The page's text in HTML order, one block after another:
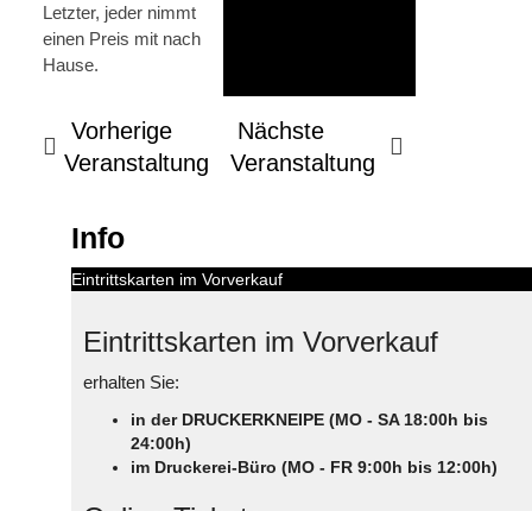
Letzter, jeder nimmt
einen Preis mit nach
Hause.
Vorherige
Veranstaltung
Nächste
Veranstaltung
Info
Eintrittskarten im Vorverkauf
Eintrittskarten im Vorverkauf
erhalten Sie:
in der DRUCKERKNEIPE (MO - SA 18:00h bis
24:00h)
im Druckerei-Büro (MO - FR 9:00h bis 12:00h)